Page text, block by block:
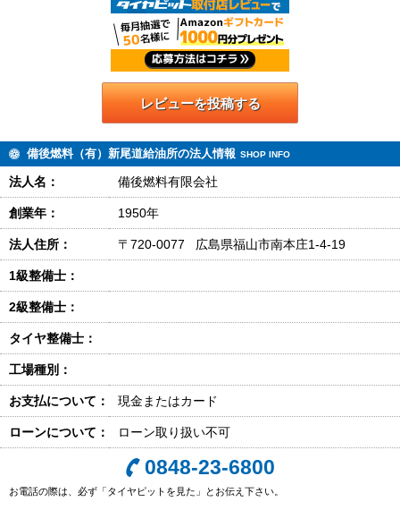
レビューを投稿する
備後燃料（有）新尾道給油所の法人情報 SHOP INFO
法人名： 備後燃料有限会社
創業年： 1950年
法人住所： 〒720-0077 広島県福山市南本庄1-4-19
1級整備士：
2級整備士：
タイヤ整備士：
工場種別：
お支払について： 現金またはカード
ローンについて： ローン取り扱い不可
0848-23-6800
お電話の際は、必ず「タイヤピットを見た」とお伝え下さい。